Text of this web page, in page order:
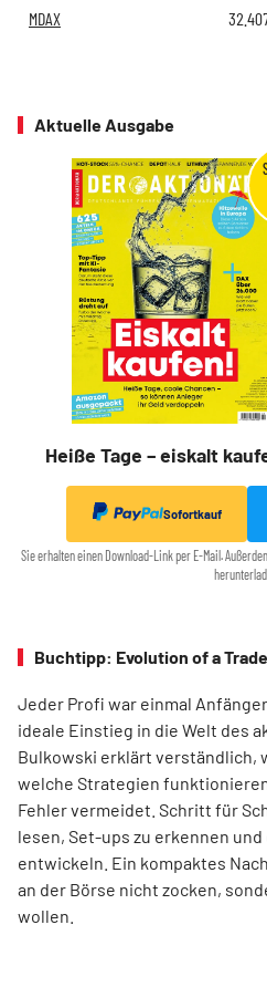
MDAX
Aktuelle Ausgabe
Heiße Tage – eiskalt
Sofortkauf
Sie erhalten einen Download-Link per E-Mail.
Buchtipp: Evolution of a
Jeder Profi war einmal
ideale Einstieg in die Welt des
Bulkowski erklärt verständlich,
welche Strategien
Fehler vermeidet. Schritt für
lesen, Set-ups zu erkennen
entwickeln. Ein kompaktes
an der Börse nicht zocken,
wollen.